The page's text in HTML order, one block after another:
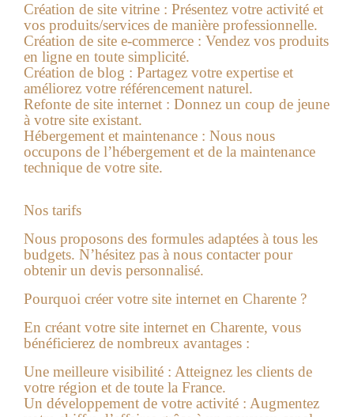
Création de site vitrine : Présentez votre activité et
vos produits/services de manière professionnelle.
Création de site e-commerce : Vendez vos produits
en ligne en toute simplicité.
Création de blog : Partagez votre expertise et
améliorez votre référencement naturel.
Refonte de site internet : Donnez un coup de jeune
à votre site existant.
Hébergement et maintenance : Nous nous
occupons de l’hébergement et de la maintenance
technique de votre site.
Nos tarifs
Nous proposons des formules adaptées à tous les
budgets. N’hésitez pas à nous contacter pour
obtenir un devis personnalisé.
Pourquoi créer votre site internet en Charente ?
En créant votre site internet en Charente, vous
bénéficierez de nombreux avantages :
Une meilleure visibilité : Atteignez les clients de
votre région et de toute la France.
Un développement de votre activité : Augmentez